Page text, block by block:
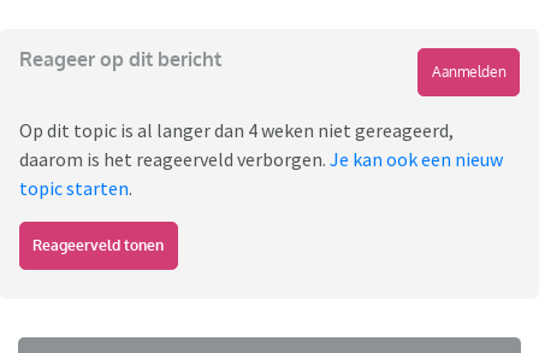
Reageer op dit bericht
Aanmelden
Op dit topic is al langer dan 4 weken niet gereageerd,
daarom is het reageerveld verborgen. Je kan ook een nieuw
topic starten.
Reageerveld tonen